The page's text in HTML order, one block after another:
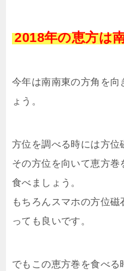
2018年の恵方は
今年は南南東の方角を向
ょう。
方位を調べる時には方位
その方位を向いて恵方巻
食べましょう。
もちろんスマホの方位
っても良いです。
でもこの恵方巻を食べる